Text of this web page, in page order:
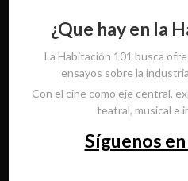
¿Que hay en la
La Habitación 101 busca
ensayos sobre la
Con el cine como eje central,
teatral, musical e
Síguenos